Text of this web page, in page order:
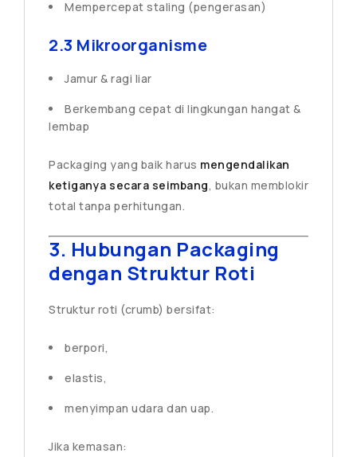
Mempercepat staling (pengerasan)
2.3 Mikroorganisme
Jamur & ragi liar
Berkembang cepat di lingkungan hangat &
lembap
Packaging yang baik harus mengendalikan
ketiganya secara seimbang, bukan memblokir
total tanpa perhitungan.
3. Hubungan Packaging
dengan Struktur Roti
Struktur roti (crumb) bersifat:
berpori,
elastis,
menyimpan udara dan uap.
Jika kemasan: